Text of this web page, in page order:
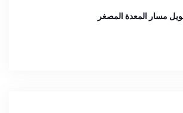
مسار المعدة المصغر